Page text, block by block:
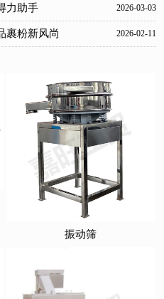
力助手 2026-03-03
裹粉新风尚 2026-02-11
振动筛